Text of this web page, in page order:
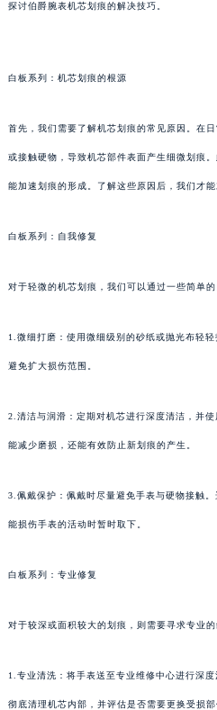
探讨伯爵腕表机芯划痕的解决技巧。
白板系列：机芯划痕的根源
首先，我们需要了解机芯划痕的常见原因。在
或接触硬物，导致机芯部件表面产生细微划痕
能加速划痕的形成。了解这些原因后，我们才能
白板系列：自我修复
对于轻微的机芯划痕，我们可以通过一些简单
1.微细打磨：使用微细级别的砂纸或抛光布轻
避免扩大损伤范围。
2.清洁与润滑：定期对机芯进行深度清洁，并
能减少磨损，还能有效防止新划痕的产生。
3.佩戴保护：佩戴时尽量避免手表与硬物接触
能损伤手表的活动时暂时取下。
白板系列：专业修复
对于较深或面积较大的划痕，则需要寻求专业的
1.专业清洗：将手表送至专业维修中心进行深
彻底清理机芯内部，并评估是否需要更换受损部